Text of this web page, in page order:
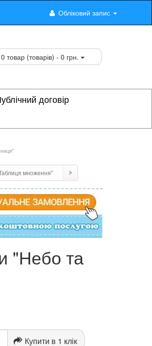
Обліковий запис
0 товар (товарів) - 0 грн.
договір
множення"
"Небо та
Купити в 1 клік